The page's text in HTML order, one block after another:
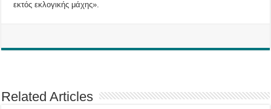
εκτός εκλογικής μάχης».
Related Articles